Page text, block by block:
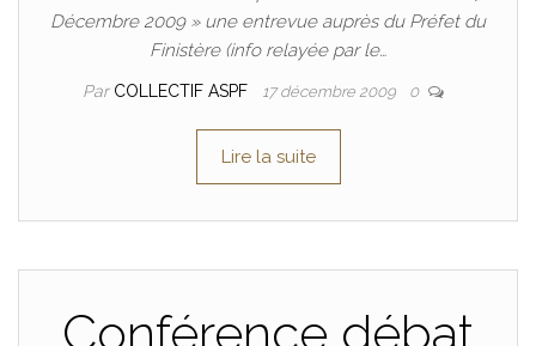
Décembre 2009 » une entrevue auprès du Préfet du
Finistère (info relayée par le…
Par COLLECTIF ASPF 17 décembre 2009 0
Lire la suite
Conférence débat